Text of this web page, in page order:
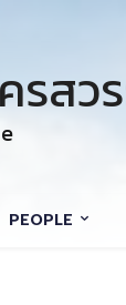
สว
PEOPLE